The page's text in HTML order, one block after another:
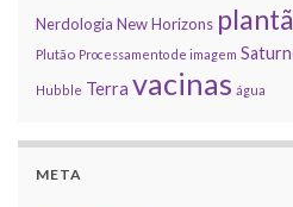
Nerdologia New Horizons
Plutão Processamento de imagem
Hubble Terra vacinas água
META